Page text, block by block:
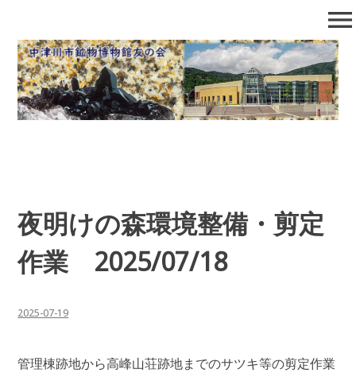
中津川市鉱物博物館友の会
石の博物館で自然となかよくなろう！
menu
夜明けの森環境整備・剪定
作業 2025/07/18
2025-07-19
管理棟跡地から高峰山荘跡地までのサツキ等の剪定作業